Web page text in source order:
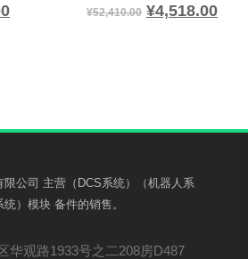
¥52,410.00 ¥4,518.00
公司 主营（DCS系统）（机器人系
）模块 备件的销售。
华观路1933号之二208房D487